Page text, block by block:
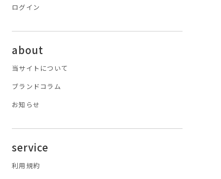
ログイン
about
当サイトについて
ブランドコラム
お知らせ
service
利用規約